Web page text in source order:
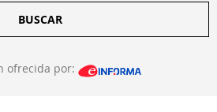
BUSCAR
ofrecida por: